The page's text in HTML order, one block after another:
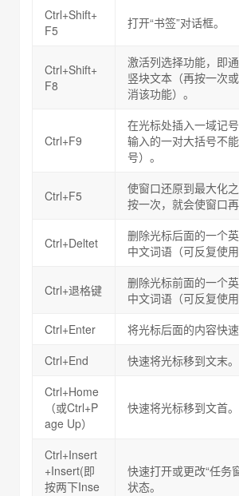
Ctrl+Shift+
F5
打开“书签”对话框。
Ctrl+Shift+
F8
激活列选择功能，即
竖块文本（再按一次
消该功能）。
Ctrl+F9
在光标处插入一域记
输入的一对大括号不
号）。
Ctrl+F5
使窗口还原到最大化
按一次，就会使窗口再
Ctrl+Deltet
删除光标后面的一个
中文词语（可反复使用
Ctrl+退格键
删除光标前面的一个
中文词语（可反复使用
Ctrl+Enter
将光标后面的内容快速
Ctrl+End
快速将光标移到文末。
Ctrl+Home
（或Ctrl+P
age Up）
快速将光标移到文首。
Ctrl+Insert
+Insert(即
按两下Inse
快速打开或更改“任务
状态。